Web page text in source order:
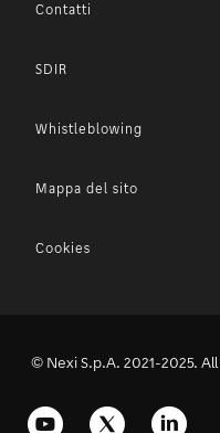
Contatti
SDIR
Whistleblowing
Mappa del sito
Cookies
© Nexi S.p.A. 2021-2025.